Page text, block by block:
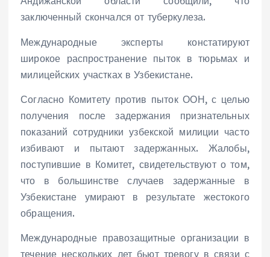
заключенный скончался от туберкулеза.
Международные эксперты констатируют
широкое распространение пыток в тюрьмах и
милицейских участках в Узбекистане.
Согласно Комитету против пыток ООН, с целью
получения после задержания признательных
показаний сотрудники узбекской милиции часто
избивают и пытают задержанных. Жалобы,
поступившие в Комитет, свидетельствуют о том,
что в большинстве случаев задержанные в
Узбекистане умирают в результате жестокого
обращения.
Международные правозащитные организации в
течение нескольких лет бьют тревогу в связи с